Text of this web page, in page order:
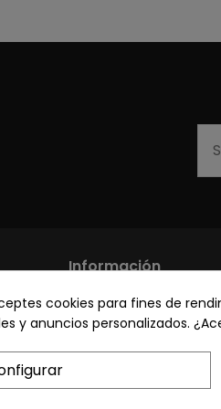
Información
Los más vendidos
Sobre nosotros
Pon tu planta guapa
cookies para fines de
y anuncios personalizados.